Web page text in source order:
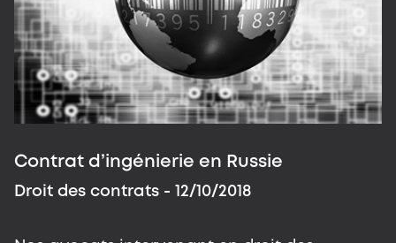
Contrat d’ingénierie en Russie
Droit des contrats - 12/10/2018